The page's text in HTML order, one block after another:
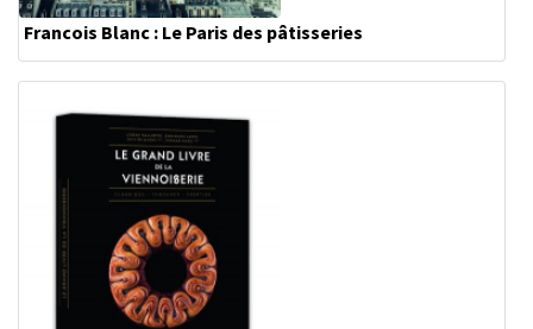
Francois Blanc : Le Paris des pâtisseries